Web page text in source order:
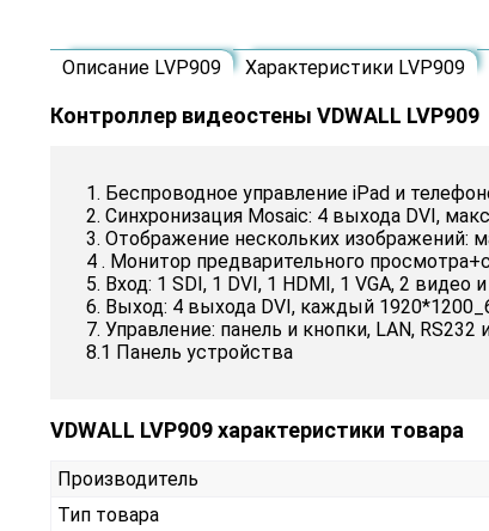
Описание LVP909 Характеристики LVP909
Контроллер видеостены VDWALL LVP909
1. Беспроводное управление iPad и
2. Синхронизация Mosaic: 4 выхода DVI,
3. Отображение нескольких изображений:
4 . Монитор предварительного
5. Вход: 1 SDI, 1 DVI, 1 HDMI, 1 VGA, 2 видео
6. Выход: 4 выхода DVI, каждый
7. Управление: панель и кнопки, LAN, RS232
8.1 Панель устройства
VDWALL LVP909 характеристики товара
Производитель
Тип товара